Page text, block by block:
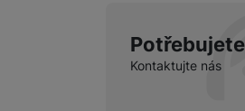
Kontaktujte nás